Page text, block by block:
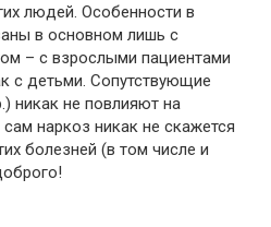
людей. Особенности в
в основном лишь с
– с взрослыми пациентами
с детьми. Сопутствующие
никак не повлияют на
наркоз никак не скажется
болезней (в том числе и